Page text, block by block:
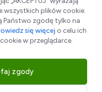
Sportowe w
wieku. Celem ICDS- u
wszystkich plików cookie.
Państwo zgodę tylko na
się więcej o celu ich
w przeglądarce.
zgody